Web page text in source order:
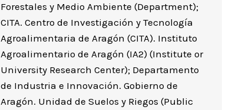
Forestales y Medio Ambiente (Department);
CITA. Centro de Investigación y Tecnología
Agroalimentaria de Aragón (CITA). Instituto
Agroalimentario de Aragón (IA2) (Institute or
University Research Center); Departamento
de Industria e Innovación. Gobierno de
Aragón. Unidad de Suelos y Riegos (Public